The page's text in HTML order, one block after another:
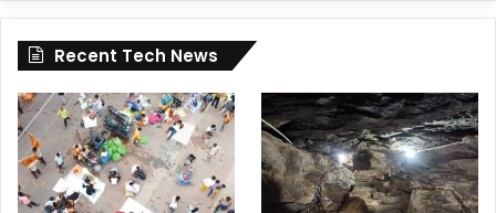
Recent Tech News